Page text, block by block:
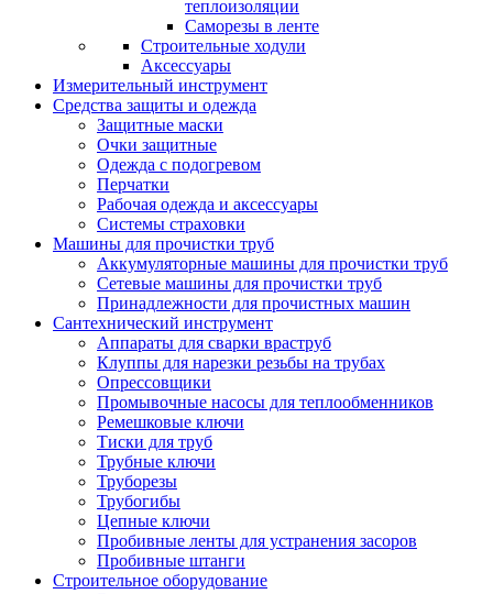
теплоизоляции
Саморезы в ленте
Строительные ходули
Аксессуары
Измерительный инструмент
Средства защиты и одежда
Защитные маски
Очки защитные
Одежда с подогревом
Перчатки
Рабочая одежда и аксессуары
Системы страховки
Машины для прочистки труб
Аккумуляторные машины для прочистки труб
Сетевые машины для прочистки труб
Принадлежности для прочистных машин
Сантехнический инструмент
Аппараты для сварки враструб
Клуппы для нарезки резьбы на трубах
Опрессовщики
Промывочные насосы для теплообменников
Ремешковые ключи
Тиски для труб
Трубные ключи
Труборезы
Трубогибы
Цепные ключи
Пробивные ленты для устранения засоров
Пробивные штанги
Строительное оборудование